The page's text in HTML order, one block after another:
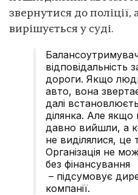
звернутися до поліції,
вирішується у суді.
відповідальність
дороги. Якщо
авто, вона
далі
ділянка. Але якщо
давно вийшли, а
не виділялися, це
Організація не
без фінансування
– підсумовує
компанії.